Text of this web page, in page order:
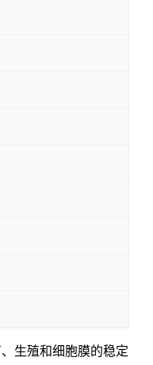
生殖和细胞膜的稳定